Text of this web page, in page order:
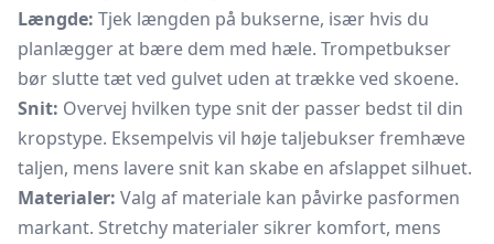
Længde: Tjek længden på bukserne, især hvis du
planlægger at bære dem med hæle. Trompetbukser
bør slutte tæt ved gulvet uden at trække ved skoene.
Snit: Overvej hvilken type snit der passer bedst til din
kropstype. Eksempelvis vil høje taljebukser fremhæve
taljen, mens lavere snit kan skabe en afslappet silhuet.
Materialer: Valg af materiale kan påvirke pasformen
markant. Stretchy materialer sikrer komfort, mens